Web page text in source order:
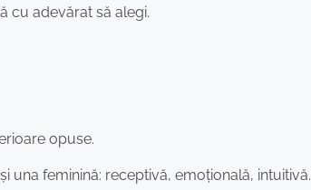
cu adevărat să alegi.
opuse.
una feminină: receptivă, emoțională, intuitivă.